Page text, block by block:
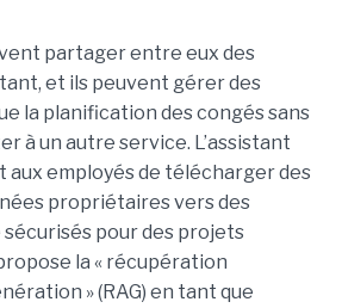
partager entre eux des
et ils peuvent gérer des
la planification des congés sans
à un autre service. L’assistant
employés de télécharger des
propriétaires vers des
pour des projets
la « récupération
» (RAG) en tant que